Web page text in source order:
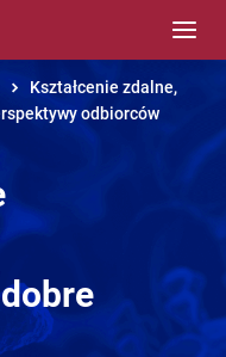
Kształcenie zdalne,
odbiorców